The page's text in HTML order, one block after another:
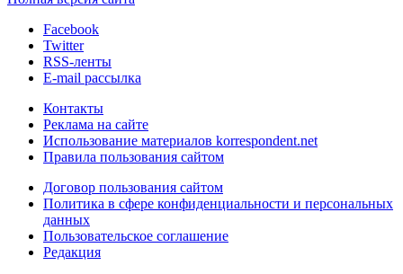
Facebook
Twitter
RSS-ленты
E-mail рассылка
Контакты
Реклама на сайте
Использование материалов korrespondent.net
Правила пользования сайтом
Договор пользования сайтом
Политика в сфере конфиденциальности и персональных
данных
Пользовательское соглашение
Редакция